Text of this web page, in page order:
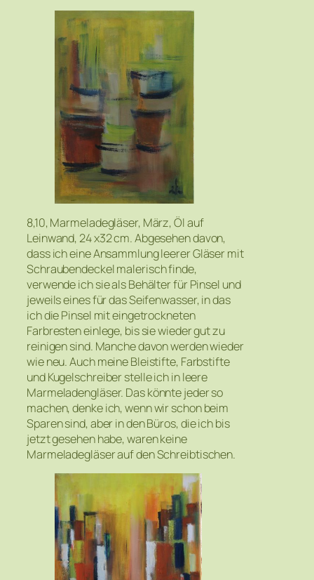
8,10, Marmeladegläser, März, Öl auf
Leinwand, 24 x32 cm. Abgesehen davon,
dass ich eine Ansammlung leerer Gläser mit
Schraubendeckel malerisch finde,
verwende ich sie als Behälter für Pinsel und
jeweils eines für das Seifenwasser, in das
ich die Pinsel mit eingetrockneten
Farbresten einlege, bis sie wieder gut zu
reinigen sind. Manche davon werden wieder
wie neu. Auch meine Bleistifte, Farbstifte
und Kugelschreiber stelle ich in leere
Marmeladengläser. Das könnte jeder so
machen, denke ich, wenn wir schon beim
Sparen sind, aber in den Büros, die ich bis
jetzt gesehen habe, waren keine
Marmeladegläser auf den Schreibtischen.